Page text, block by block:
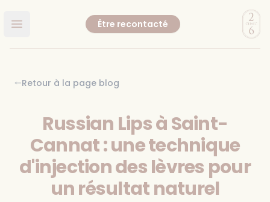
Ouvrir le menu principalÊtre recontacté
Clinic
Retour à la page blog
Russian Lips à Saint-
Cannat : une technique
d'injection des lèvres pour
un résultat naturel